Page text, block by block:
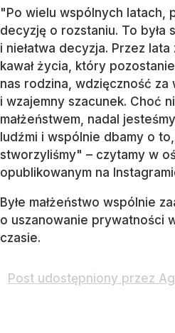
"Po wielu wspólnych latach,
decyzję o rozstaniu. To była
i niełatwa decyzja. Przez
kawał życia, który
nas rodzina, wdzięczność
i wzajemny szacunek. Choć
małżeństwem, nadal
ludźmi i wspólnie dbamy o
stworzyliśmy" – czytamy w
opublikowanym na
Byłe małżeństwo wspólnie
o uszanowanie prywatności
czasie.
Post udostępniony przez